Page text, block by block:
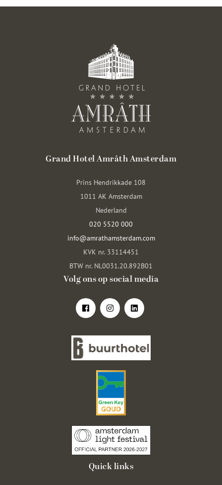
Grand Hotel Amrâth Amsterdam
Prins Hendrikkade 108
1011 AK Amsterdam
Nederland
020 5520 000
info@amrathamsterdam.com
KVK nr. 33114451
BTW nr. NL0031.20.892B01
Volg ons op social media
Quick links